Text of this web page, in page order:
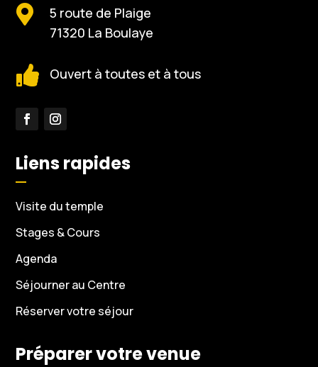

5 route de Plaige
71320 La Boulaye
 Ouvert à toutes et à tous
Liens rapides
Visite du temple
Stages & Cours
Agenda
Séjourner au Centre
Réserver votre séjour
Préparer votre venue